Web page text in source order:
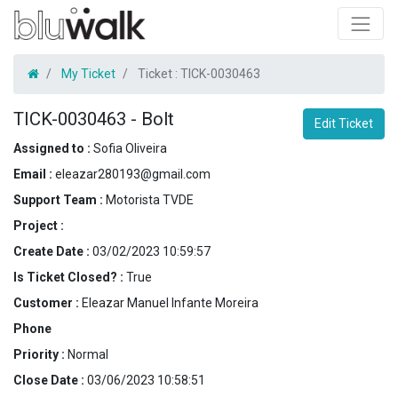
My Ticket Ticket : TICK-0030463
TICK-0030463 - Bolt
Edit Ticket
Assigned to : Sofia Oliveira
Email : eleazar280193@gmail.com
Support Team : Motorista TVDE
Project :
Create Date : 03/02/2023 10:59:57
Is Ticket Closed? : True
Customer : Eleazar Manuel Infante Moreira
Phone
Priority : Normal
Close Date : 03/06/2023 10:58:51